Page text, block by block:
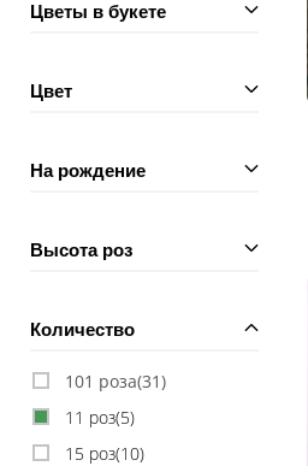
Цветы в букете
Цвет
На рождение
Высота роз
Количество
101 роза(31)
11 роз(5)
15 роз(10)